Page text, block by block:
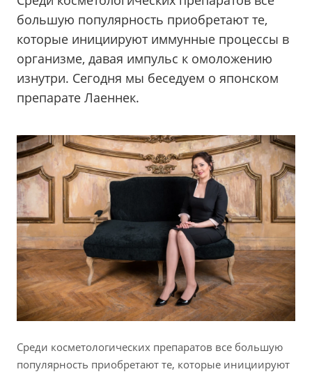
большую популярность приобретают те,
которые инициируют иммунные процессы в
организме, давая импульс к омоложению
изнутри. Сегодня мы беседуем о японском
препарате Лаеннек.
Среди косметологических препаратов все большую
популярность приобретают те, которые инициируют